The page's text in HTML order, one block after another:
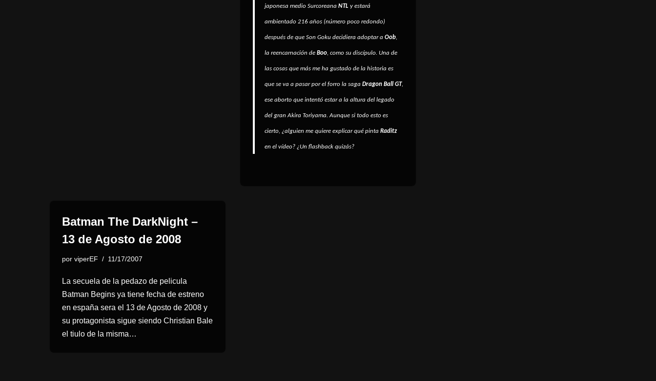
japonesa medio Surcoreana NTL y estará
ambientado 216 años (número poco redondo)
después de que Son Goku decidiera adoptar a Oob,
la reencarnación de Boo, como su discípulo. Una de
las cosas que más me ha gustado de la historia es
que se va a pasar por el forro la saga Dragon Ball GT,
ese aborto que intentó estar a la altura del legado
del granAkira Toriyama. Aunque si todo esto es
cierto, ¿alguien me quiere explicar qué pinta Raditz
en el vídeo? ¿Un flashback quizás?
Batman The DarkNight –
13 de Agosto de 2008
por viperEF 11/17/2007
La secuela de la pedazo de pelicula
Batman Begins ya tiene fecha de estreno
en españa sera el 13 de Agosto de 2008 y
su protagonista sigue siendo Christian Bale
el tiulo de la misma…